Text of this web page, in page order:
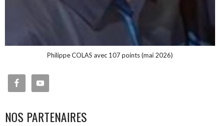
Philippe COLAS avec 107 points (mai 2026)
NOS PARTENAIRES